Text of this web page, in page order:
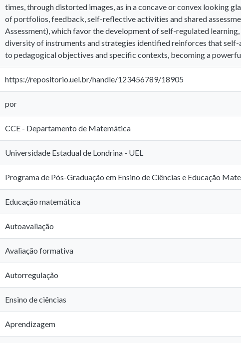
times, through distorted images, as in a concave or convex looking
of portfolios, feedback, self-reflective activities and shared
Assessment), which favor the development of self-regulated
diversity of instruments and strategies identified reinforces that self-
to pedagogical objectives and specific contexts, becoming a
https://repositorio.uel.br/handle/123456789/18905
por
CCE - Departamento de Matemática
Universidade Estadual de Londrina - UEL
Programa de Pós-Graduação em Ensino de Ciências e Educação
Educação matemática
Autoavaliação
Avaliação formativa
Autorregulação
Ensino de ciências
Aprendizagem